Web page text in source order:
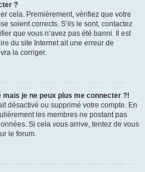
?
cela. Premièrement, vérifiez que votre
soient corrects. S’ils le sont, contactez
que vous n’avez pas été banni. Il est
du site Internet ait une erreur de
la corriger.
je ne peux plus me connecter ?!
désactivé ou supprimé votre compte. En
les membres ne postant pas
Si cela vous arrive, tentez de vous
le forum.